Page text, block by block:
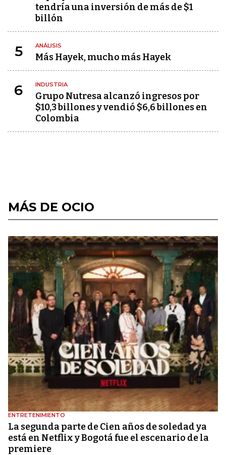
tendría una inversión de más de $1
billón
5 ANÁLISIS
Más Hayek, mucho más Hayek
6 INDUSTRIA
Grupo Nutresa alcanzó ingresos por
$10,3 billones y vendió $6,6 billones en
Colombia
MÁS DE OCIO
ENTRETENIMIENTO
La segunda parte de Cien años de soledad ya
está en Netflix y Bogotá fue el escenario de la
premiere